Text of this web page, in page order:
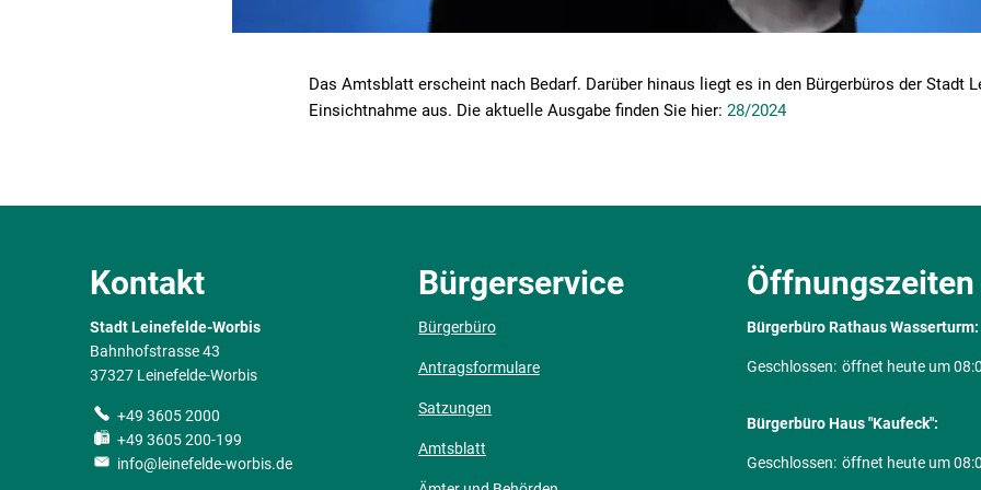
Das Amtsblatt erscheint nach Bedarf. Darüber hinaus liegt es in den Bürgerbüros der Stadt
Einsichtnahme aus. Die aktuelle Ausgabe finden Sie hier: 28/2024
Kontakt
Stadt Leinefelde-Worbis
Bahnhofstrasse 43
37327 Leinefelde-Worbis
+49 3605 2000
+49 3605 200-199
info@leinefelde-worbis.de
Bürgerservice
Bürgerbüro
Antragsformulare
Satzungen
Amtsblatt
Öffnungszeiten
Bürgerbüro Rathaus Wasserturm:
Klicken, um weitere Öffnungs-
Geschlossen: öffnet heute um
Bürgerbüro Haus "Kaufeck":
Klicken, um weitere Öffnungs-
Geschlossen: öffnet heute um